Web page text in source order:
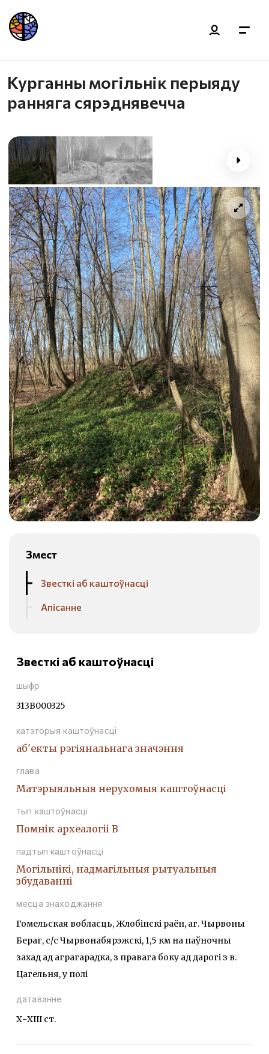
Курганны могільнік перыяду
ранняга сярэднявечча
Змест
Звесткі аб каштоўнасці
Апісанне
Звесткі аб каштоўнасці
шыфр
313В000325
катэгорыя каштоўнасці
аб'екты рэгіянальнага значэння
глава
Матэрыяльныя нерухомыя каштоўнасці
тып каштоўнасці
Помнiк археалогii В
падтып каштоўнасці
Могiльнiкi, надмагiльныя рытуальныя
збудаваннi
месца знаходжання
Гомельская вобласць, Жлобінскі раён, аг. Чырвоны
Бераг, с/с Чырвонабярэжскі, 1,5 км на паўночны
захад ад аграгарадка, з правага боку ад дарогі з в.
Цагельня, у полі
датаванне
Х-ХІІІ ст.